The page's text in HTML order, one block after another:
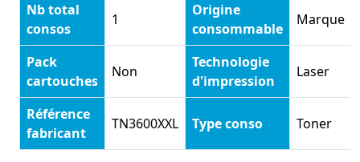
Nb total
consos
1
Origine
consommable
Marque
Pack
cartouches
Non
Technologie
d'impression
Laser
Référence
fabricant
TN3600XXL Type conso Toner